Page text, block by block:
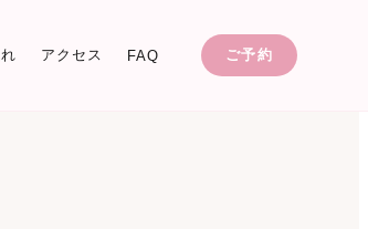
アクセス FAQ ご予約